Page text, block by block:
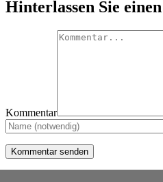
Hinterlassen Sie
Kommentar